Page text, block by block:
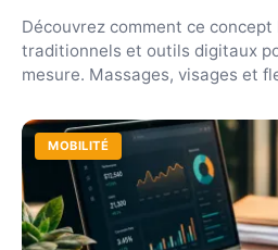
Découvrez comment ce
traditionnels et outils digitaux
mesure. Massages, visages et
MOBILITÉ